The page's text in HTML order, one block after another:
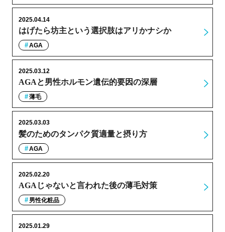
はげたら坊主という選択肢はアリかナシか
2025.04.14
AGA
AGAと男性ホルモン遺伝的要因の深層
2025.03.12
薄毛
髪のためのタンパク質適量と摂り方
2025.03.03
AGA
AGAじゃないと言われた後の薄毛対策
2025.02.20
男性化粧品
2025.01.29